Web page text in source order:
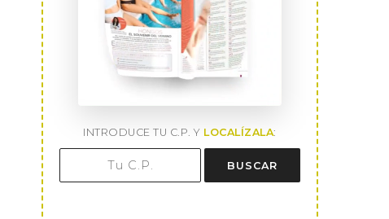
INTRODUCE TU C.P. Y LOCALÍZALA:
BUSCAR